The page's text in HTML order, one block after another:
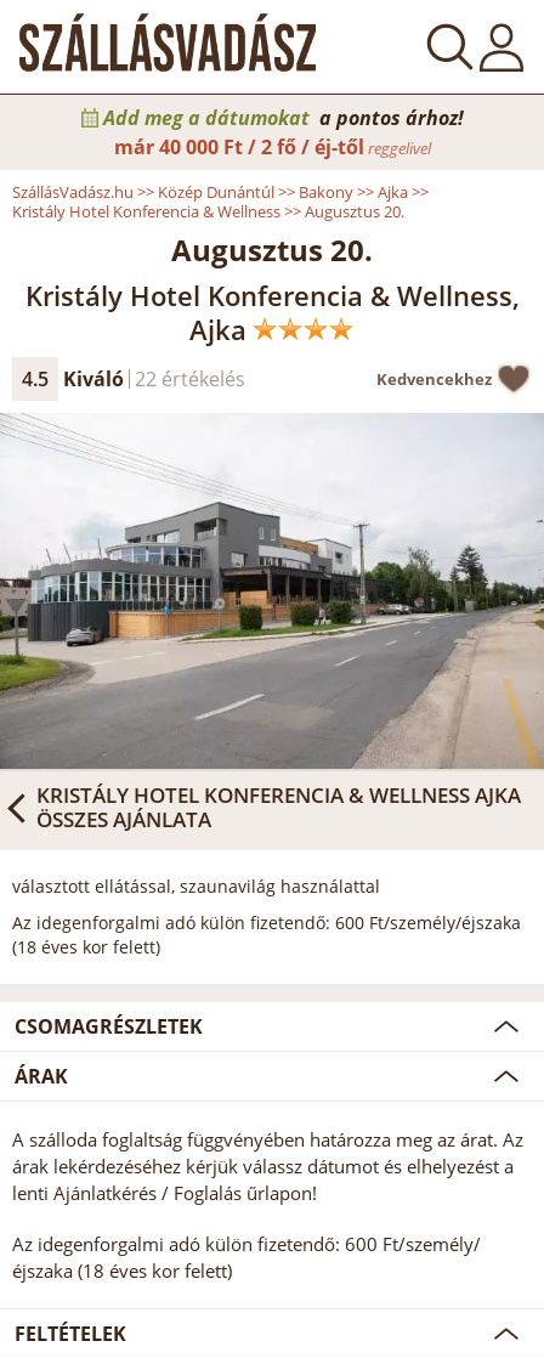
Add meg a dátumokat a pontos árhoz!
már40 000 Ft / 2 fő / éj-től reggelivel
SzállásVadász.hu >> Közép Dunántúl>> Bakony>>Ajka>>
Kristály Hotel Konferencia & Wellness>>Augusztus 20.
Augusztus 20.
Kristály Hotel Konferencia & Wellness,
Ajka
4.5 Kiváló 22 értékelés Kedvencekhez
KRISTÁLY HOTEL KONFERENCIA & WELLNESS AJKA
ÖSSZES AJÁNLATA
választott ellátással, szaunavilág használattal
Az idegenforgalmi adó külön fizetendő: 600 Ft/személy/éjszaka
(18 éves kor felett)
CSOMAGRÉSZLETEK
ÁRAK
A szálloda foglaltság függvényében határozza meg az árat. Az
árak lekérdezéséhez kérjük válassz dátumot és elhelyezést a
lenti Ajánlatkérés / Foglalás űrlapon!
Az idegenforgalmi adó külön fizetendő: 600 Ft/személy/
éjszaka (18 éves kor felett)
FELTÉTELEK